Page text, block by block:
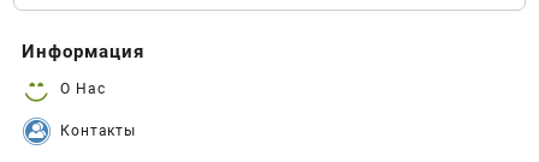
Информация
О Нас
Контакты